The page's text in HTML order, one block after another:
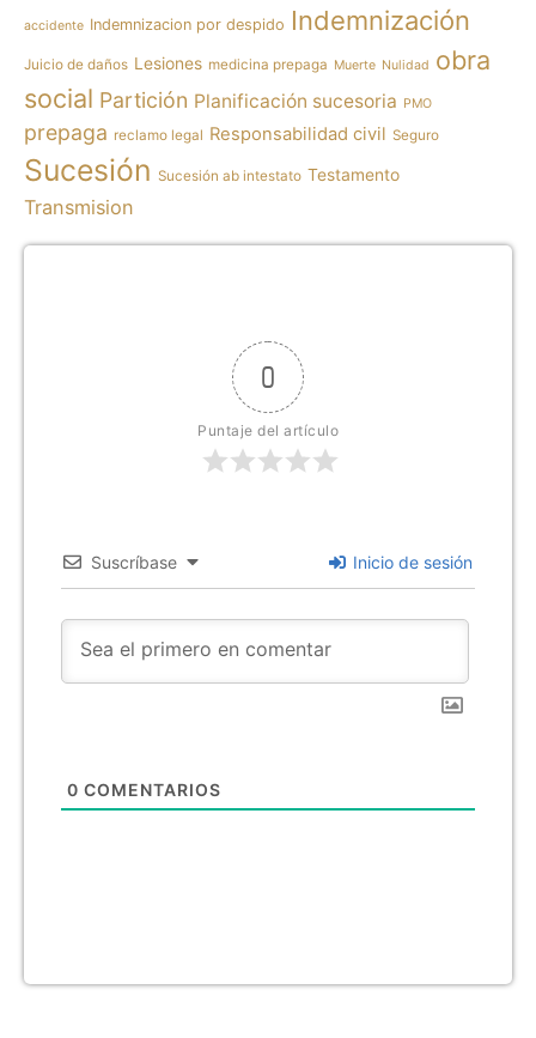
accidente Indemnizacion por despido Indemnización
Juicio de daños Lesiones medicina prepaga Muerte Nulidad obra
social Partición Planificación sucesoria PMO
prepaga reclamo legal Responsabilidad civil Seguro
Sucesión Sucesión ab intestato Testamento
Transmision
0
Puntaje del artículo
Suscríbase Inicio de sesión
0 COMENTARIOS